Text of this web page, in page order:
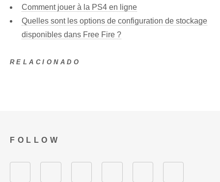
Comment jouer à la PS4 en ligne
Quelles sont les options de configuration de stockage
disponibles dans Free Fire ?
RELACIONADO
FOLLOW